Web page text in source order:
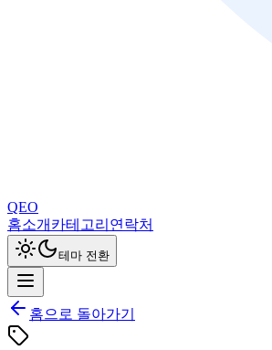
QEO
홈소개 카테고리 연락처
테마 전환
홈으로 돌아가기